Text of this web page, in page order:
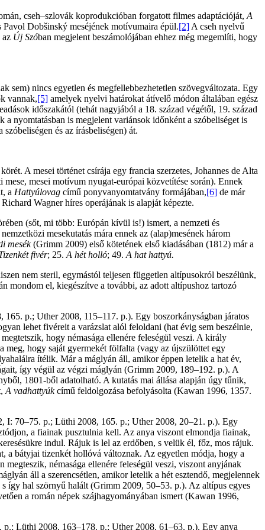
cseh–szlovák koprodukcióban forgatott filmes adaptációját, A
Dobšinský meséjének motívumaira épül.[2] A cseh nyelvű
az Új Szóban megjelent beszámolójában ehhez még megemlíti, hogy
sem) nincs egyetlen és megfellebbezhetetlen szövegváltozata. Egy
vannak,[5] amelyek nyelvi határokat átívelő módon általában egész
időszakától (tehát nagyjából a 18. század végétől, 19. század
nyomtatásban is megjelent variánsok időnként a szóbeliséget is
és az írásbeliségen) át.
A mesei történet csírája egy francia szerzetes, Johannes de Alta
mesei motívum nyugat-európai közvetítése során). Ennek
a Hattyúlovag című ponyvanyomtatvány formájában,[6] de már
Wagner híres operájának is alapját képezte.
(sőt, mi több: Európán kívül is!) ismert, a nemzeti és
mesekutatás mára ennek az (alap)mesének három
mesék(Grimm 2009) első kötetének első kiadásában (1812) már a
fivér; 25. A hét holló; 49. A hat hattyú.
nem steril, egymástól teljesen független altípusokról beszélünk,
mondom el, kiegészítve a további, az adott altípushoz tartozó
p.; Uther 2008, 115–117. p.). Egy boszorkányságban járatos
lehet fivéreit a varázslat alól feloldani (hat évig sem beszélnie,
hogy némasága ellenére feleségül veszi. A király
meg, hogy saját gyermekét fölfalta (vagy az újszülöttet egy
ítélik. Már a máglyán áll, amikor éppen letelik a hat év,
így végül az végzi máglyán (Grimm 2009, 189–192. p.). A
1801-ből adatolható. A kutatás mai állása alapján úgy tűnik,
A vadhattyúkcímű feldolgozása befolyásolta (Kawan 1996, 1357.
I: 70–75. p.; Lüthi 2008, 165. p.; Uther 2008, 20–21. p.). Egy
a fiainak pusztulnia kell. Az anya viszont elmondja fiainak,
indul. Rájuk is lel az erdőben, s velük él, főz, mos rájuk.
a bátyjai tizenkét hollóvá változnak. Az egyetlen módja, hogy a
némasága ellenére feleségül veszi, viszont anyjának
áll a szerencsétlen, amikor letelik a hét esztendő, megjelennek
így hal szörnyű halált (Grimm 2009, 50–53. p.). Az altípus egyes
a román népek szájhagyományában ismert (Kawan 1996,
Lüthi 2008, 163–178. p.; Uther 2008, 61–63. p.). Egy anya